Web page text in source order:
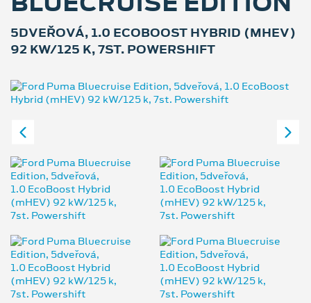
5DVEŘOVÁ, 1.0 ECOBOOST HYBRID (MHEV)
92 KW/125 K, 7ST. POWERSHIFT